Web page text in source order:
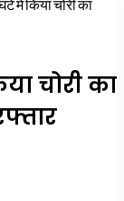
में किया चोरी का
चोरी का